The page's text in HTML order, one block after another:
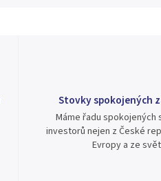
Stovky spokojených
Máme řadu spokojených
investorů nejen z České
Evropy a ze